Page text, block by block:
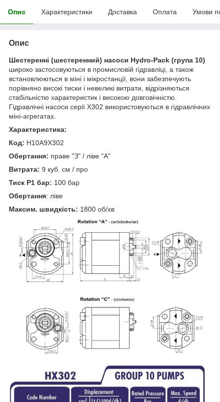
Опис Характеристики Доставка Оплата Умови
Опис
Шестеренні (шестеренний) насоси Hydro-Pack (група 10)
широко застосовуються в промисловій гідравліці, а також
встановлюються в міні і мікростанції, вони забезпечують
порівняно високі тиски і невеликі витрати, відрізняються
стабільністю характеристик і високою довговічністю.
Гідравлічні насоси серії X302 використовуються в гідравлічних
міні-агрегатах.
Характеристика:
Код: H10A9X302
Обертання: праве "З" / ліве "А"
Витрата: 9 куб. см / про
Тиск P1 бар: 100 бар
Обертання: ліве
Максим. швидкість: 1800 об/хв